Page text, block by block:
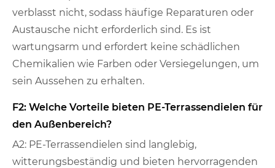
verblasst nicht, sodass häufige Reparaturen oder
Austausche nicht erforderlich sind. Es ist
wartungsarm und erfordert keine schädlichen
Chemikalien wie Farben oder Versiegelungen, um
sein Aussehen zu erhalten.
F2: Welche Vorteile bieten PE-Terrassendielen für
den Außenbereich?
A2: PE-Terrassendielen sind langlebig,
witterungsbeständig und bieten hervorragenden